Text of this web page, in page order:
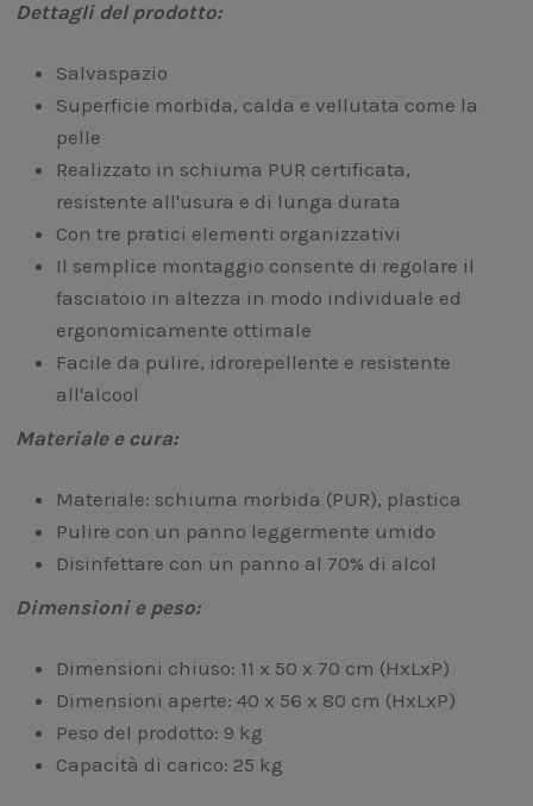
Dettagli del prodotto:
Salvaspazio
Superficie morbida, calda e vellutata come la
pelle
Realizzato in schiuma PUR certificata,
resistente all'usura e di lunga durata
Con tre pratici elementi organizzativi
Il semplice montaggio consente di regolare il
fasciatoio in altezza in modo individuale ed
ergonomicamente ottimale
Facile da pulire, idrorepellente e resistente
all'alcool
Materiale e cura:
Materiale: schiuma morbida (PUR), plastica
Pulire con un panno leggermente umido
Disinfettare con un panno al 70% di alcol
Dimensioni e peso:
Dimensioni chiuso: 11 x 50 x 70 cm (HxLxP)
Dimensioni aperte: 40 x 56 x 80 cm (HxLxP)
Peso del prodotto: 9 kg
Capacità di carico: 25 kg